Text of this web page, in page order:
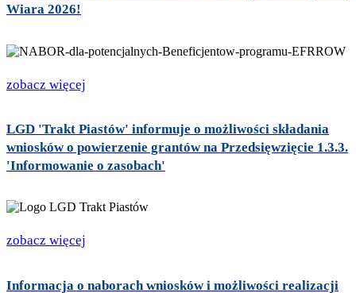
Wiara 2026!
zobacz więcej
LGD 'Trakt Piastów' informuje o możliwości składania
wniosków o powierzenie grantów na Przedsięwzięcie 1.3.3.
'Informowanie o zasobach'
zobacz więcej
Informacja o naborach wniosków i możliwości realizacji